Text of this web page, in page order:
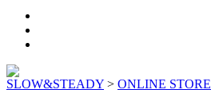
SLOW&STEADY > ONLINE STORE